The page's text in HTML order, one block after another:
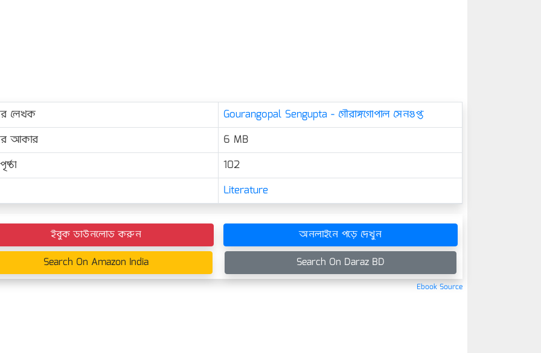
লেখক
Gourangopal Sengupta - গৌরাঙ্গগোপাল সেনগুপ্ত
আকার
6 MB
102
Literature
ইবুক ডাউনলোড করুন
অনলাইনে পড়ে দেখুন
Search On Amazon India
Search On Daraz BD
Ebook Source